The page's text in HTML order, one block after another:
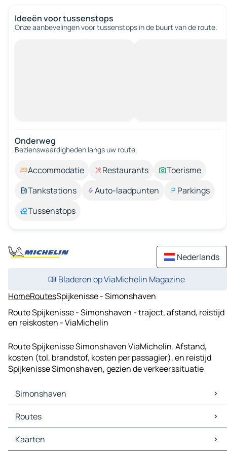
Ideeën voor tussenstops
Onze aanbevelingen voor tussenstops in de buurt van de route.
Onderweg
Bezienswaardigheden langs uw route.
Accommodatie Restaurants
Toerisme
Tankstations
Auto-laadpunten
Parkings
Tussenstops
Nederlands
Bladeren op ViaMichelin Magazine
HomeRoutesSpijkenisse - Simonshaven
Route Spijkenisse - Simonshaven - traject, afstand, reistijd
en reiskosten - ViaMichelin
Route Spijkenisse Simonshaven ViaMichelin. Afstand,
kosten (tol, brandstof, kosten per passagier), en reistijd
Spijkenisse Simonshaven, gezien de verkeerssituatie
Simonshaven
Simonshaven Kaarten
Simonshaven Verkeer
Simonshaven Hotels
Simonshaven Restaurants
Routes
Routes Simonshaven - Rotterdam
Routes Simonshaven - Spijkenisse
Kaarten